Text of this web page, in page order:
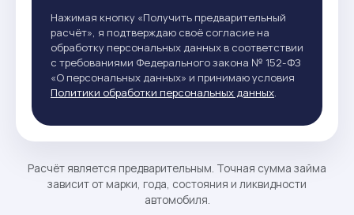
Нажимая кнопку «Получить предварительный
расчёт», я подтверждаю своё согласие на
обработку персональных данных в соответствии
с требованиями Федерального закона № 152-ФЗ
«О персональных данных» и принимаю условия
Политики обработки персональных данных.
Расчёт является предварительным. Точная сумма займа
зависит от марки, года, состояния и ликвидности
автомобиля.